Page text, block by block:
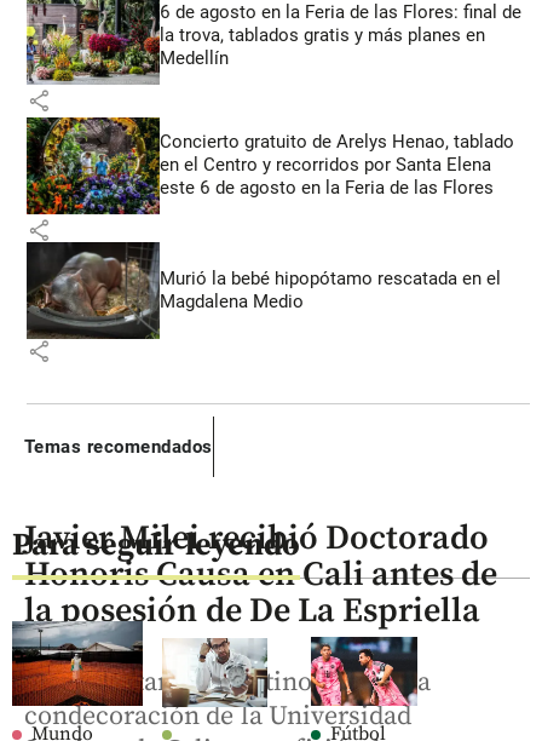
6 de agosto en la Feria de las Flores: final de
la trova, tablados gratis y más planes en
Medellín
share
Concierto gratuito de Arelys Henao, tablado
en el Centro y recorridos por Santa Elena
este 6 de agosto en la Feria de las Flores
share
Murió la bebé hipopótamo rescatada en el
Magdalena Medio
share
Temas recomendados
Para seguir leyendo
Mundo Fútbol
Javier Milei recibió Doctorado
Honoris Causa en Cali antes de
la posesión de De La Espriella
El mandatario argentino recibió la
condecoración de la Universidad